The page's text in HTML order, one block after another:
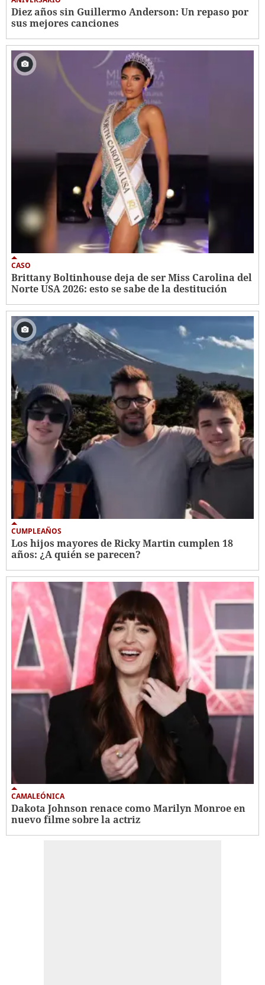
Diez años sin Guillermo Anderson: Un repaso por
sus mejores canciones
CASO
Brittany Boltinhouse deja de ser Miss Carolina del
Norte USA 2026: esto se sabe de la destitución
CUMPLEAÑOS
Los hijos mayores de Ricky Martin cumplen 18
años: ¿A quién se parecen?
CAMALEÓNICA
Dakota Johnson renace como Marilyn Monroe en
nuevo filme sobre la actriz